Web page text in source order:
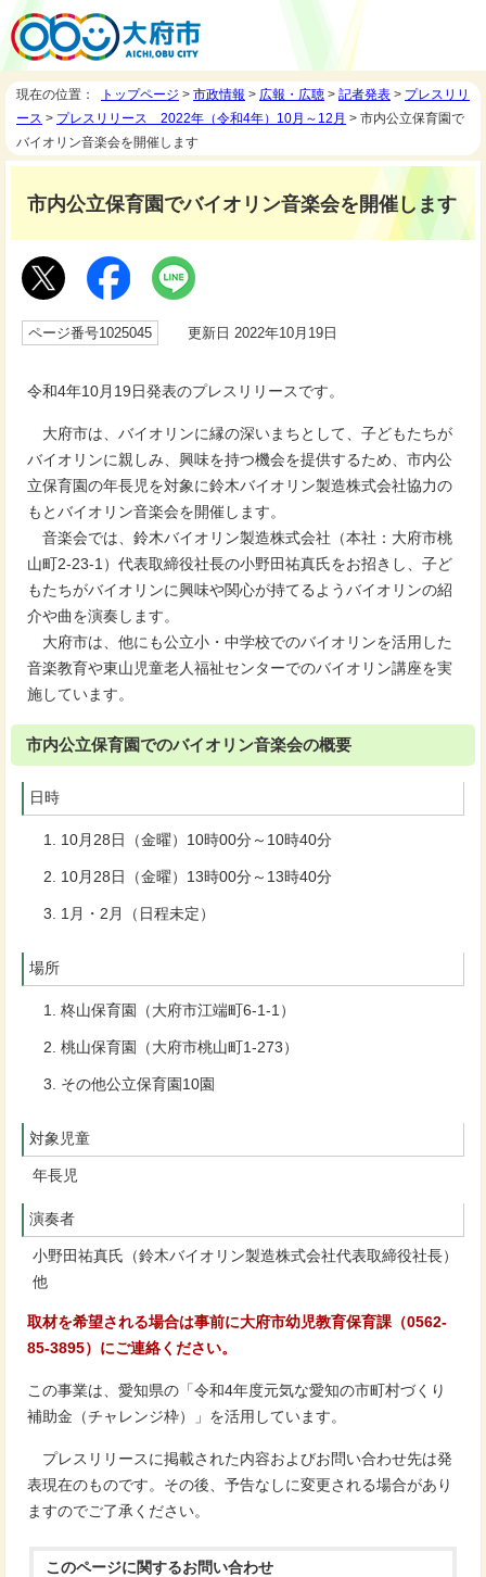
現在の位置： トップページ > 市政情報 > 広報・広聴 > 記者発表 > プレスリリ
ース > プレスリリース 2022年（令和4年）10月～12月 > 市内公立保育園で
バイオリン音楽会を開催します
市内公立保育園でバイオリン音楽会を開催します
ページ番号1025045 更新日 2022年10月19日
令和4年10月19日発表のプレスリリースです。
大府市は、バイオリンに縁の深いまちとして、子どもたちが
バイオリンに親しみ、興味を持つ機会を提供するため、市内公
立保育園の年長児を対象に鈴木バイオリン製造株式会社協力の
もとバイオリン音楽会を開催します。
音楽会では、鈴木バイオリン製造株式会社（本社：大府市桃
山町2-23-1）代表取締役社長の小野田祐真氏をお招きし、子ど
もたちがバイオリンに興味や関心が持てるようバイオリンの紹
介や曲を演奏します。
大府市は、他にも公立小・中学校でのバイオリンを活用した
音楽教育や東山児童老人福祉センターでのバイオリン講座を実
施しています。
市内公立保育園でのバイオリン音楽会の概要
日時
10月28日（金曜）10時00分～10時40分
10月28日（金曜）13時00分～13時40分
1月・2月（日程未定）
場所
柊山保育園（大府市江端町6-1-1）
桃山保育園（大府市桃山町1-273）
その他公立保育園10園
対象児童
年長児
演奏者
小野田祐真氏（鈴木バイオリン製造株式会社代表取締役社長）
他
取材を希望される場合は事前に大府市幼児教育保育課（0562-
85-3895）にご連絡ください。
この事業は、愛知県の「令和4年度元気な愛知の市町村づくり
補助金（チャレンジ枠）」を活用しています。
プレスリリースに掲載された内容およびお問い合わせ先は発
表現在のものです。その後、予告なしに変更される場合があり
ますのでご了承ください。
このページに関するお問い合わせ